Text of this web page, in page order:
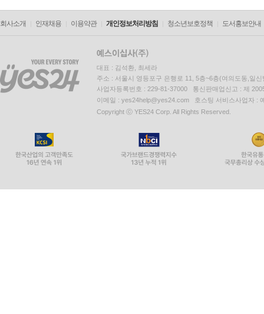
회사소개 인재채용 이용약관 개인정보처리방침 청소년보호정책 도서홍보안내
대표 : 김석환, 최세라
주소 : 서울시 영등포구 은행로 11, 5층~6층(여의도동,일신
사업자등록번호 : 229-81-37000 통신판매업신고 : 제
이메일 : yes24help@yes24.com 호스팅 서비스사업자 :
Copyright ⓒ YES24 Corp. All Rights Reserved.